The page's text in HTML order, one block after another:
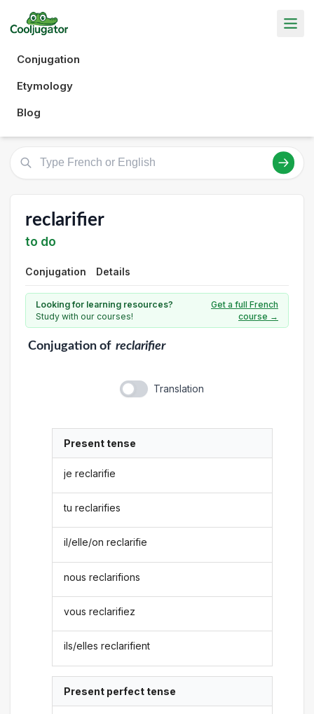
Conjugation
Etymology
Blog
reclarifier
to do
Conjugation Details
Looking for learning resources?
Study with our courses!
Get a full French
course →
Conjugationof reclarifier
Translation
Present tense
je reclarifie
tu reclarifies
il/elle/on reclarifie
nous reclarifions
vous reclarifiez
ils/elles reclarifient
Present perfect tense